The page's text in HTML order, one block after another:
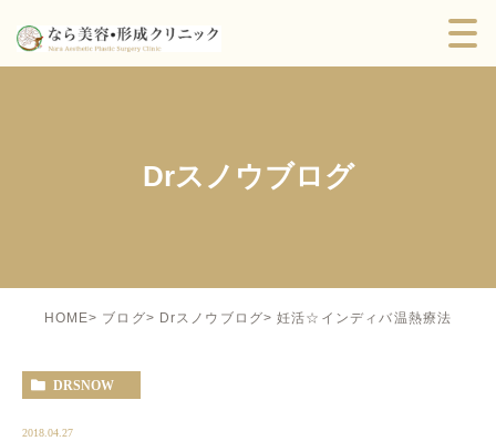
Drスノウブログ
HOME ブログ Drスノウブログ 妊活☆インディバ温熱療法
DRSNOW
2018.04.27